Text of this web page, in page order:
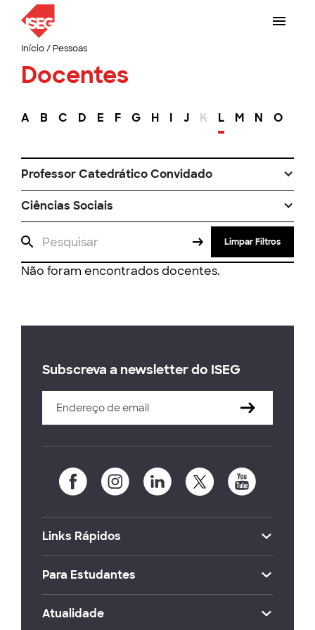
Início/ Pessoas
Docentes
A B C D E F G H I J K L M N O
Professor Catedrático Convidado
Ciências Sociais
Limpar Filtros
Não foram encontrados docentes.
Subscreva a newsletter do ISEG
Links Rápidos
Para Estudantes
Atualidade